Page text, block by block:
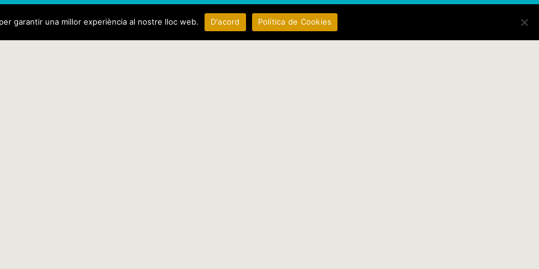
garantir una millor experiència al nostre lloc web. D'acord Política de Cookies